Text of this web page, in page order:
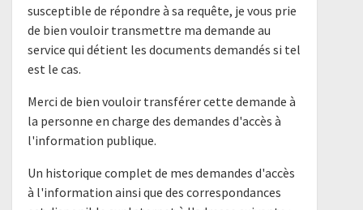
susceptible de répondre à sa requête, je vous prie
de bien vouloir transmettre ma demande au
service qui détient les documents demandés si tel
est le cas.
Merci de bien vouloir transférer cette demande à
la personne en charge des demandes d'accès à
l'information publique.
Un historique complet de mes demandes d'accès
à l'information ainsi que des correspondances